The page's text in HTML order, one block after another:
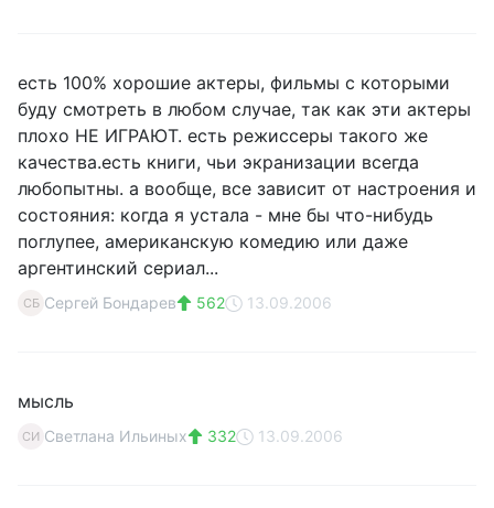
есть 100% хорошие актеры, фильмы с которыми
буду смотреть в любом случае, так как эти актеры
плохо НЕ ИГРАЮТ. есть режиссеры такого же
качества.есть книги, чьи экранизации всегда
любопытны. а вообще, все зависит от настроения и
состояния: когда я устала - мне бы что-нибудь
поглупее, американскую комедию или даже
аргентинский сериал...
СБ Сергей Бондарев 562 13.09.2006
мысль
СИ Светлана Ильиных 332 13.09.2006